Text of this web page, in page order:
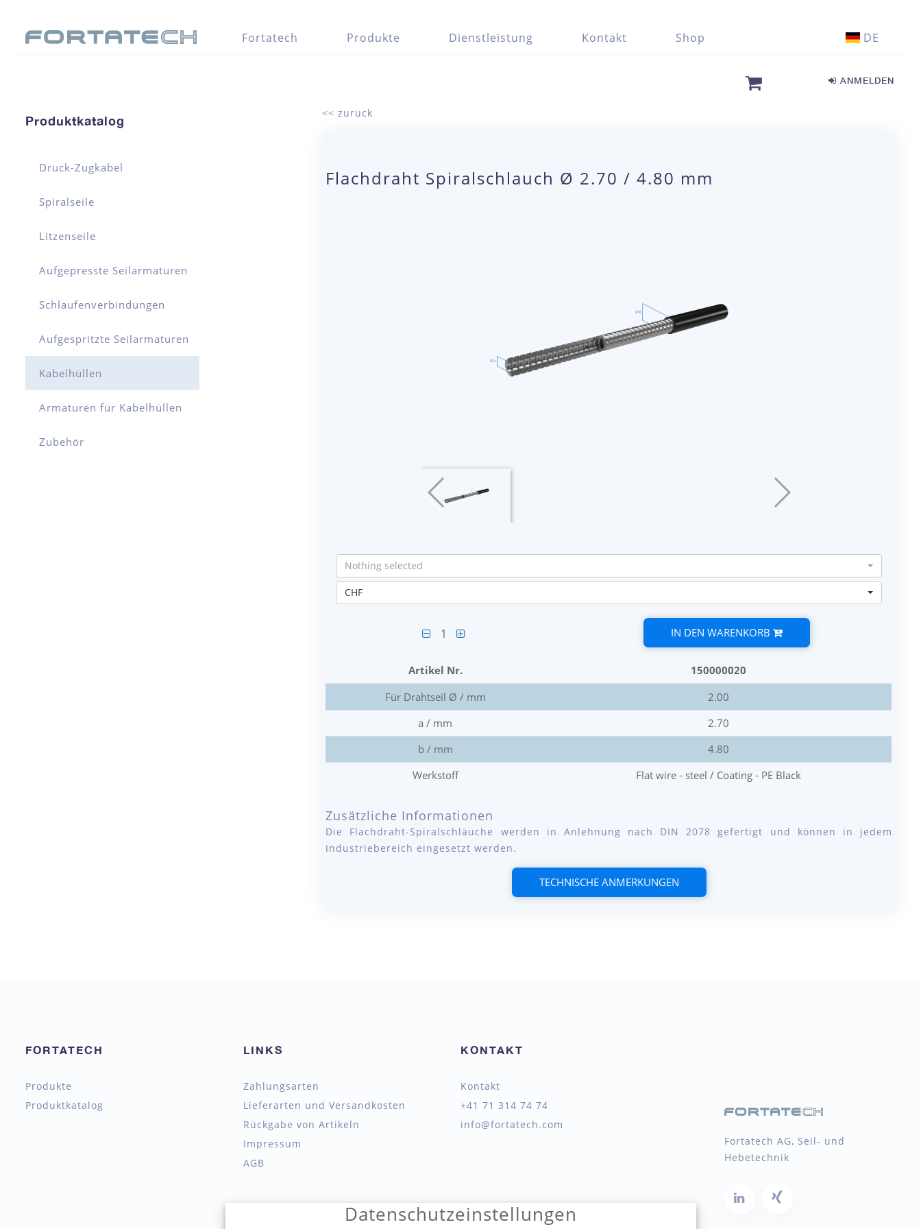
Fortatech Produkte Dienstleistung Kontakt Shop DE
ANMELDEN
Produktkatalog
Druck-Zugkabel
Spiralseile
Litzenseile
Aufgepresste Seilarmaturen
Schlaufenverbindungen
Aufgespritzte Seilarmaturen
Kabelhüllen
Armaturen für Kabelhüllen
Zubehör
<< zurück
Flachdraht Spiralschlauch Ø 2.70 / 4.80 mm
Nothing selected
CHF
1 IN DEN WARENKORB
Artikel Nr.
150000020
Für Drahtseil Ø / mm
2.00
a / mm
2.70
b / mm
4.80
Werkstoff
Flat wire - steel / Coating - PE Black
Zusätzliche Informationen
Die Flachdraht-Spiralschläuche werden in Anlehnung nach DIN 2078 gefertigt und können in jedem
Industriebereich eingesetzt werden.
TECHNISCHE ANMERKUNGEN
FORTATECH
Produkte
Produktkatalog
LINKS
Zahlungsarten
Lieferarten und Versandkosten
Rückgabe von Artikeln
Impressum
AGB
KONTAKT
Kontakt
+41 71 314 74 74
info@fortatech.com
Fortatech AG, Seil- und
Hebetechnik
Datenschutzeinstellungen